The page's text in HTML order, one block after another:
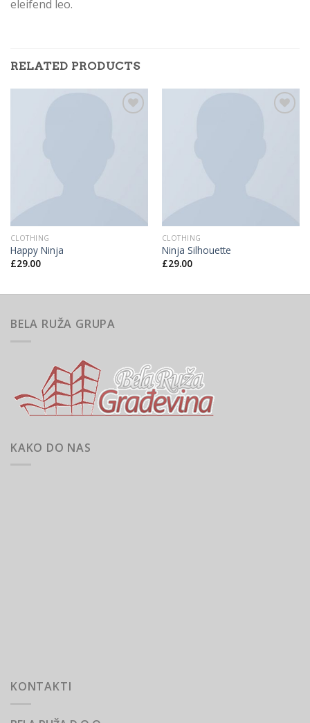
eleifend leo.
RELATED PRODUCTS
CLOTHING
Happy Ninja
£29.00
CLOTHING
Ninja Silhouette
£29.00
BELA RUŽA GRUPA
KAKO DO NAS
KONTAKTI